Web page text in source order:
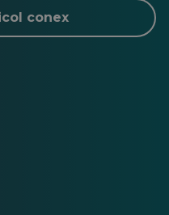
conex